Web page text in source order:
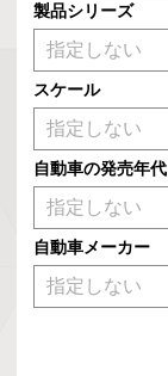
製品シリーズ
スケール
自動車の発売年代
自動車メーカー